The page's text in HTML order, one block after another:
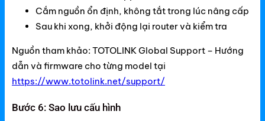
Cắm nguồn ổn định, không tắt trong lúc nâng cấp
Sau khi xong, khởi động lại router và kiểm tra
Nguồn tham khảo: TOTOLINK Global Support – Hướng
dẫn và firmware cho từng model tại
https://www.totolink.net/support/
Bước 6: Sao lưu cấu hình